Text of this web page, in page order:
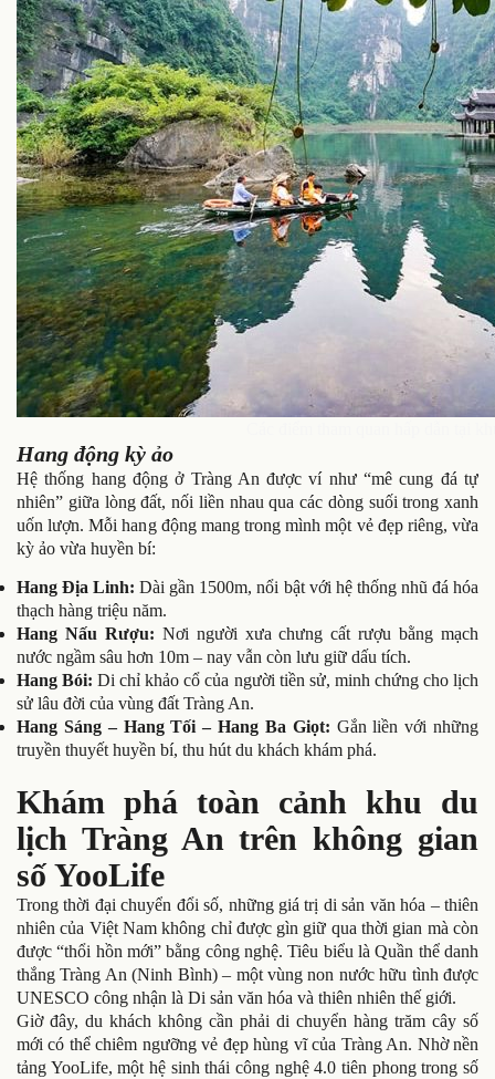
Hang động kỳ ảo
Hệ thống hang động ở Tràng An được ví như “mê cung đá tự
nhiên” giữa lòng đất, nối liền nhau qua các dòng suối trong xanh
uốn lượn. Mỗi hang động mang trong mình một vẻ đẹp riêng, vừa
kỳ ảo vừa huyền bí:
Hang Địa Linh: Dài gần 1500m, nổi bật với hệ thống nhũ đá hóa
thạch hàng triệu năm.
Hang Nấu Rượu: Nơi người xưa chưng cất rượu bằng mạch
nước ngầm sâu hơn 10m – nay vẫn còn lưu giữ dấu tích.
Hang Bói: Di chỉ khảo cổ của người tiền sử, minh chứng cho lịch
sử lâu đời của vùng đất Tràng An.
Hang Sáng – Hang Tối – Hang Ba Giọt: Gắn liền với những
truyền thuyết huyền bí, thu hút du khách khám phá.
Khám phá toàn cảnh khu du
lịch Tràng An trên không gian
số YooLife
Trong thời đại chuyển đổi số, những giá trị di sản văn hóa – thiên
nhiên của Việt Nam không chỉ được gìn giữ qua thời gian mà còn
được “thổi hồn mới” bằng công nghệ. Tiêu biểu là Quần thể danh
thắng Tràng An (Ninh Bình) – một vùng non nước hữu tình được
UNESCO công nhận là Di sản văn hóa và thiên nhiên thế giới.
Giờ đây, du khách không cần phải di chuyển hàng trăm cây số
mới có thể chiêm ngưỡng vẻ đẹp hùng vĩ của Tràng An. Nhờ nền
tảng YooLife, một hệ sinh thái công nghệ 4.0 tiên phong trong số